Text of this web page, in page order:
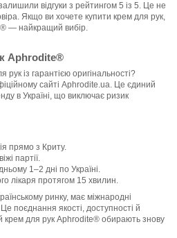
відгуки з рейтингом 5 із 5. Це не
Якщо ви хочете купити крем для рук,
— найкращий вибір.
Aphrodite®
із гарантією оригінальності?
сайті Aphrodite.ua. Це єдиний
в Україні, що виключає ризик
прямо з Криту.
партії.
1–2 дні по Україні.
лікаря протягом 15 хвилин.
ринку, має міжнародні
поєднання якості, доступності й
крем для рук Aphrodite® обирають знову